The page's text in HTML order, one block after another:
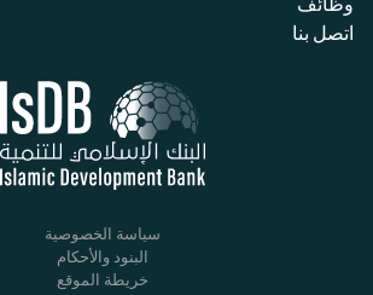
اتصل بنا
سياسة الخصوصية
البنود والأحكام
خريطة الموقع